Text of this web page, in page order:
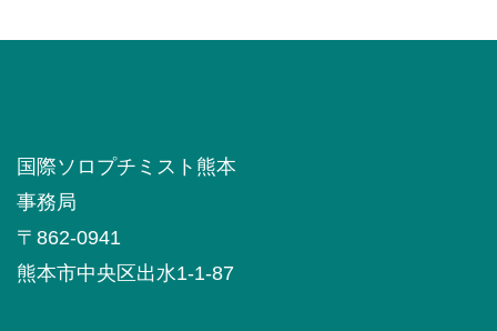
国際ソロプチミスト熊本
事務局
〒862-0941
熊本市中央区出水1-1-87